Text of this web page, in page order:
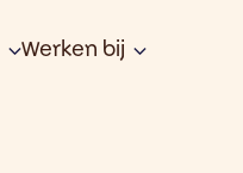
Werken bij